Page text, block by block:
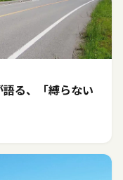
る、「縛らない